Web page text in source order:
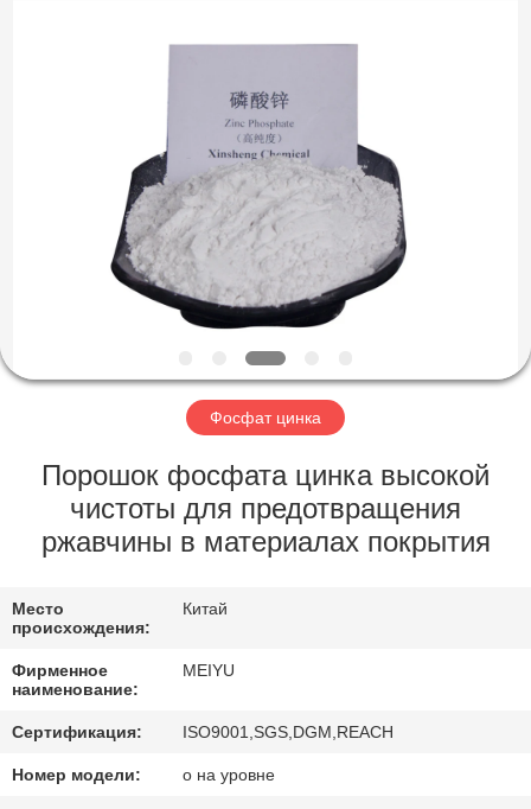
ПРОДУКТЫ
ВИДЕОЗАПИСИ
О
НАС
ЭКСКУРСИЯ
ЗАВОДУ
КОНТРОЛЬ
КАЧЕСТВА
СВЯЖИТЕСЬ
С
Фосфат цинка
Порошок фосфата цинка высокой
чистоты для предотвращения
ржавчины в материалах покрытия
Место
происхождения:
Китай
Фирменное
наименование:
MEIYU
Сертификация: ISO9001,SGS,DGM,REACH
Номер модели: о на уровне